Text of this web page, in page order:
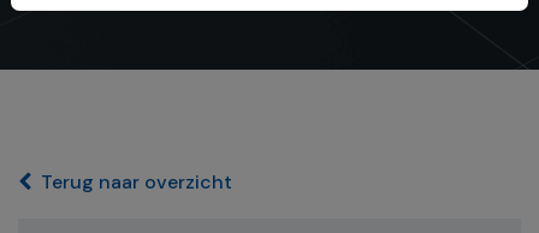
Terug naar overzicht